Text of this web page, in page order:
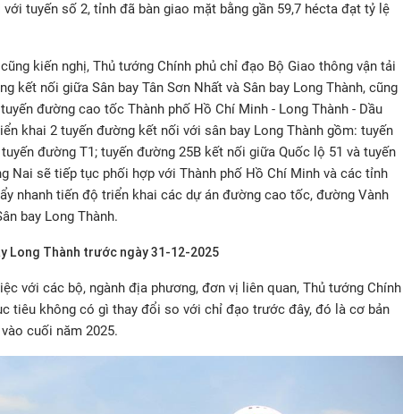
tuyến số 2, tỉnh đã bàn giao mặt bằng gần 59,7 hécta đạt tỷ lệ
kiến nghị, Thủ tướng Chính phủ chỉ đạo Bộ Giao thông vận tải
kết nối giữa Sân bay Tân Sơn Nhất và Sân bay Long Thành, cũng
đường cao tốc Thành phố Hồ Chí Minh - Long Thành - Dầu
khai 2 tuyến đường kết nối với sân bay Long Thành gồm: tuyến
đường T1; tuyến đường 25B kết nối giữa Quốc lộ 51 và tuyến
Nai sẽ tiếp tục phối hợp với Thành phố Hồ Chí Minh và các tỉnh
nhanh tiến độ triển khai các dự án đường cao tốc, đường Vành
bay Long Thành.
Long Thành trước ngày 31-12-2025
với các bộ, ngành địa phương, đơn vị liên quan, Thủ tướng Chính
tiêu không có gì thay đổi so với chỉ đạo trước đây, đó là cơ bản
cuối năm 2025.